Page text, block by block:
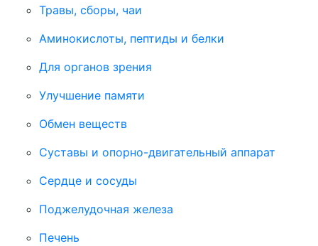
Травы, сборы, чаи
Аминокислоты, пептиды и белки
Для органов зрения
Улучшение памяти
Обмен веществ
Суставы и опорно-двигательный аппарат
Сердце и сосуды
Поджелудочная железа
Печень